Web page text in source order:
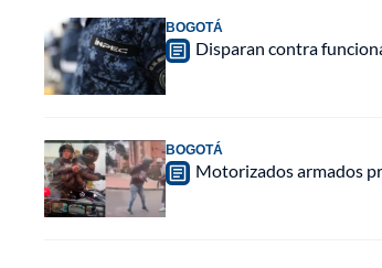
BOGOTÁ
Disparan contra
BOGOTÁ
Motorizados armados